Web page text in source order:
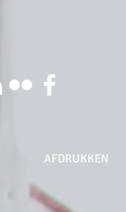
AFDRUKKEN